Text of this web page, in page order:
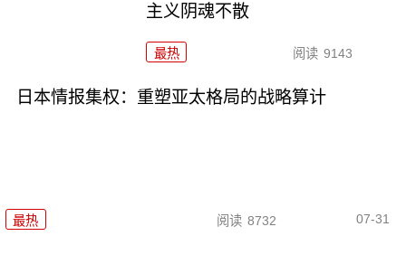
主义阴魂不散
最热 阅读 9143
日本情报集权：重塑亚太格局的战略算计
最热 阅读 8732 07-31